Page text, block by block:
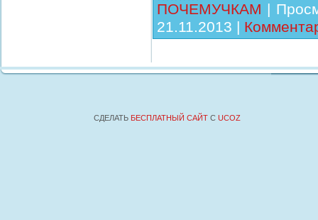
ПОЧЕМУЧКАМ |
21.11.2013 |
СДЕЛАТЬ БЕСПЛАТНЫЙ САЙТ С UCOZ